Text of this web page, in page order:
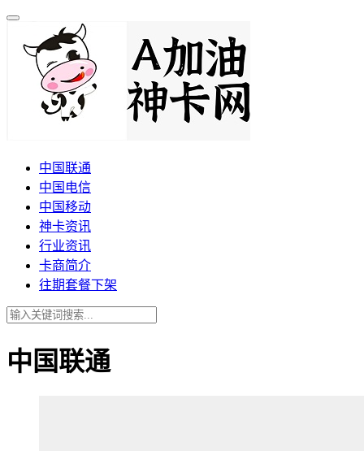
中国联通
中国电信
中国移动
神卡资讯
行业资讯
卡商简介
往期套餐下架
中国联通